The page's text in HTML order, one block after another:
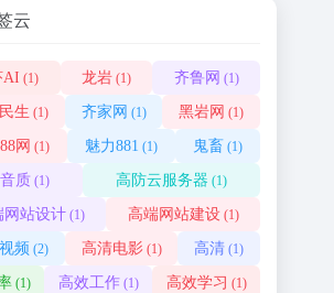
云
AI (1) 龙岩 (1) 齐鲁网 (1)
生 (1) 齐家网 (1) 黑岩网 (1)
网 (1) 魅力881 (1) 鬼畜 (1)
质 (1) 高防云服务器 (1)
网站设计(1) 高端网站建设(1)
频 (2) 高清电影(1) 高清 (1)
(1) 高效工作(1) 高效学习 (1)